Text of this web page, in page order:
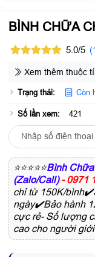
BÌNH CHỮA
5.0/5
Xem thêm thuộc
Trạng thái: Còn
Số lần xem: 421
⭐⭐⭐⭐⭐Bình Chữa
(Zalo/Call) - 0971
chỉ từ 150K/
ngày✔️Bảo hành
cực rẻ- Số lượng
cao cho người